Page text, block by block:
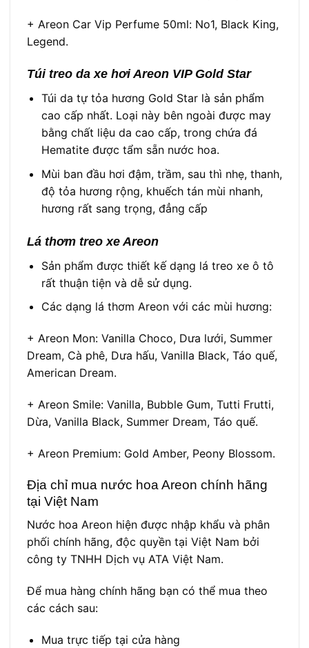
+ Areon Car Vip Perfume 50ml: No1, Black King,
Legend.
Túi treo da xe hơi Areon VIP Gold Star
Túi da tự tỏa hương Gold Star là sản phẩm
cao cấp nhất. Loại này bên ngoài được may
bằng chất liệu da cao cấp, trong chứa đá
Hematite được tẩm sẵn nước hoa.
Mùi ban đầu hơi đậm, trầm, sau thì nhẹ, thanh,
độ tỏa hương rộng, khuếch tán mùi nhanh,
hương rất sang trọng, đẳng cấp
Lá thơm treo xe Areon
Sản phẩm được thiết kế dạng lá treo xe ô tô
rất thuận tiện và dễ sử dụng.
Các dạng lá thơm Areon với các mùi hương:
+ Areon Mon: Vanilla Choco, Dưa lưới, Summer
Dream, Cà phê, Dưa hấu, Vanilla Black, Táo quế,
American Dream.
+ Areon Smile: Vanilla, Bubble Gum, Tutti Frutti,
Dừa, Vanilla Black, Summer Dream, Táo quế.
+ Areon Premium: Gold Amber, Peony Blossom.
Địa chỉ mua nước hoa Areon chính hãng
tại Việt Nam
Nước hoa Areon hiện được nhập khẩu và phân
phối chính hãng, độc quyền tại Việt Nam bởi
công ty TNHH Dịch vụ ATA Việt Nam.
Để mua hàng chính hãng bạn có thể mua theo
các cách sau:
Mua trực tiếp tại cửa hàng